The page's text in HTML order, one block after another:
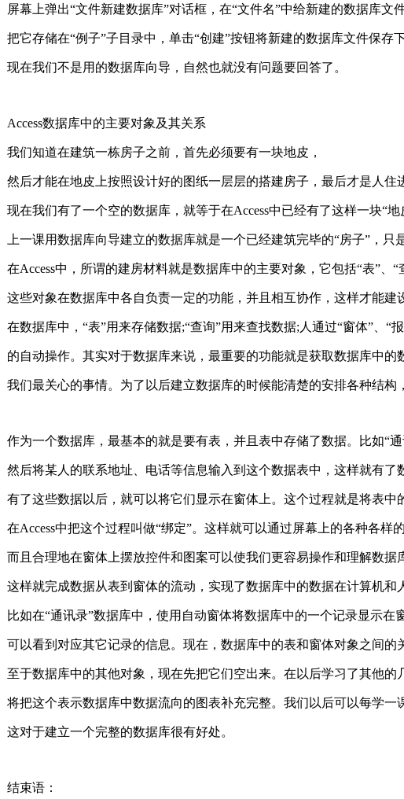
屏幕上弹出“文件新建数据库”对话框，在“文件名”中给新建的数据库文
把它存储在“例子”子目录中，单击“创建”按钮将新建的数据库文件保存下
现在我们不是用的数据库向导，自然也就没有问题要回答了。
Access数据库中的主要对象及其关系
我们知道在建筑一栋房子之前，首先必须要有一块地皮，
然后才能在地皮上按照设计好的图纸一层层的搭建房子，最后才是人住
现在我们有了一个空的数据库，就等于在Access中已经有了这样一块“地
上一课用数据库向导建立的数据库就是一个已经建筑完毕的“房子”，只
在Access中，所谓的建房材料就是数据库中的主要对象，它包括“表”、“
这些对象在数据库中各自负责一定的功能，并且相互协作，这样才
在数据库中，“表”用来存储数据;“查询”用来查找数据;人通过“窗体”、“
的自动操作。其实对于数据库来说，最重要的功能就是获取数据库中
我们最关心的事情。为了以后建立数据库的时候能清楚的安排各种结
作为一个数据库，最基本的就是要有表，并且表中存储了数据。比如“
然后将某人的联系地址、电话等信息输入到这个数据表中，这样就有了
有了这些数据以后，就可以将它们显示在窗体上。这个过程就是将表中
在Access中把这个过程叫做“绑定”。这样就可以通过屏幕上的各种各样
而且合理地在窗体上摆放控件和图案可以使我们更容易操作和理解数据
这样就完成数据从表到窗体的流动，实现了数据库中的数据在计算机和
比如在“通讯录”数据库中，使用自动窗体将数据库中的一个记录显示在
可以看到对应其它记录的信息。现在，数据库中的表和窗体对象之间的
至于数据库中的其他对象，现在先把它们空出来。在以后学习了其他的
将把这个表示数据库中数据流向的图表补充完整。我们以后可以每学一
这对于建立一个完整的数据库很有好处。
结束语：